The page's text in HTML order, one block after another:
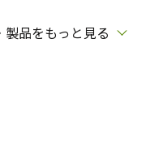
製品をもっと見る